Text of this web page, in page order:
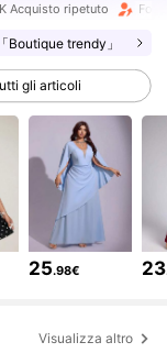
Acquisto ripetuto
「Boutique trendy」
gli articoli
25.98€ 23
Visualizza altro